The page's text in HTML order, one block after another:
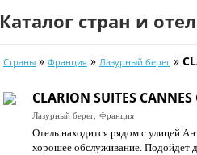
Каталог стран и
Страны » Франция » Лазурный берег »
CLARION SUITES CANNES
Лазурный берег, Франция
Отель находится рядом с улицей
хорошее обслуживание. Подойдет